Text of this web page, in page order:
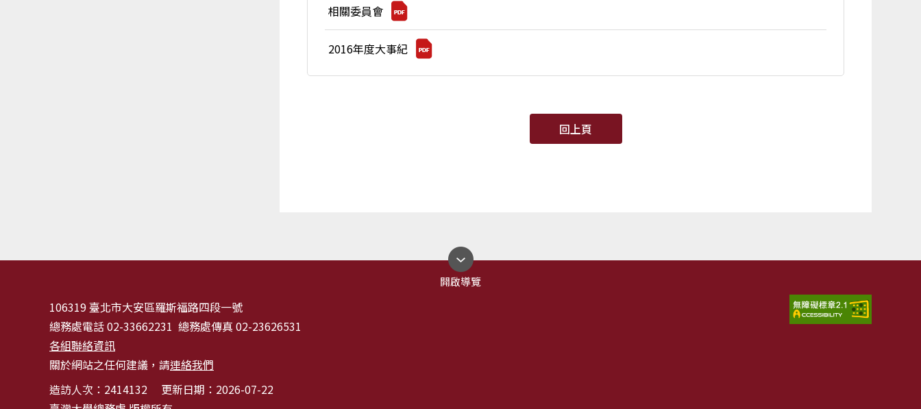
相關委員會
2016年度大事紀
回上頁
開啟導覽
106319 臺北市大安區羅斯福路四段一號
總務處電話 02-33662231 總務處傳真 02-23626531
各組聯絡資訊
關於網站之任何建議，請連絡我們
造訪人次： 2414132
更新日期：2026-07-22